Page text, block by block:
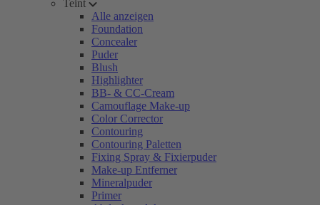
Teint
Alle anzeigen
Foundation
Concealer
Puder
Blush
Highlighter
BB- & CC-Cream
Camouflage Make-up
Color Corrector
Contouring
Contouring Paletten
Fixing Spray & Fixierpuder
Make-up Entferner
Mineralpuder
Primer